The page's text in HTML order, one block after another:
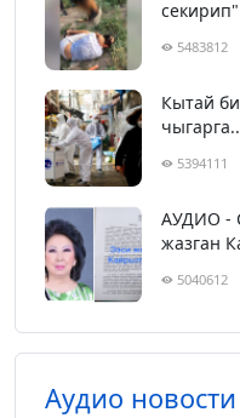
5483812
Кытай
5394111
АУДИО -
жазган
5040612
Аудио новости